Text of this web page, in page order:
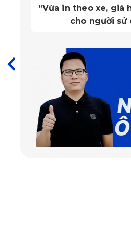
Theo như những hãng sản xuất
tốt nhất để lắp camera hành trình
diện là ở trên mặt kính lái ,
gương khoảng 7cm.
“Vừa in theo xe, giá
cho người sử